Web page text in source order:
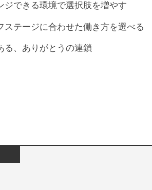
ジできる環境で選択肢を増やす
ステージに合わせた働き方を選べる
る、ありがとうの連鎖